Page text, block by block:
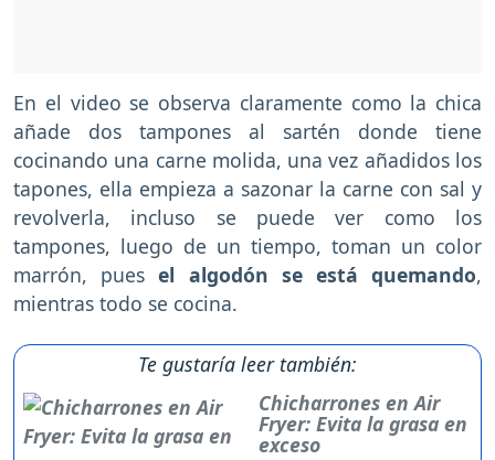
En el video se observa claramente como la chica
añade dos tampones al sartén donde tiene
cocinando una carne molida, una vez añadidos los
tapones, ella empieza a sazonar la carne con sal y
revolverla, incluso se puede ver como los
tampones, luego de un tiempo, toman un color
marrón, puesel algodón se está quemando,
mientras todo se cocina.
Te gustaría leer también:
Chicharrones en Air
Fryer: Evita la grasa en
exceso